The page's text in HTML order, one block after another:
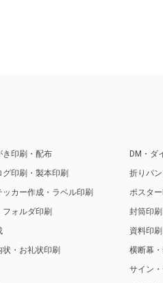
き印刷・配布
印刷・製本印刷
カー作成・ラベル印刷
ォルダ印刷
・お礼状印刷
DM・ダ
折りパ
ポスタ
封筒印
資料印刷
横断幕
サイン